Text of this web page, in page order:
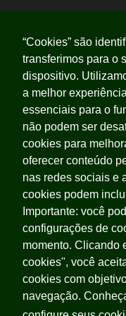
“Cookies” são
transferimos para o
dispositivo.
a melhor
essenciais para o
não podem ser
cookies para
oferecer conteúdo
nas redes sociais e
cookies podem
Importante: você
configurações de
momento. Clicando
cookies", você
cookies com
navegação.